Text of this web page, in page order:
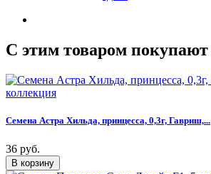
C этим товаром покупают
Семена Астра Хильда, принцесса, 0,3г, Гавриш,...
36 руб.